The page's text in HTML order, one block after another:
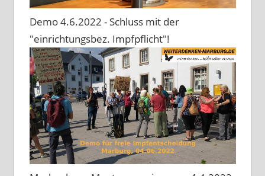
Demo 4.6.2022 - Schluss mit der
"einrichtungsbez. Impfpflicht"!